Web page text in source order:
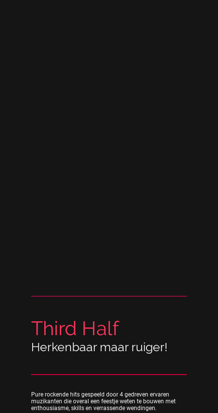
Third Half
Herkenbaar maar ruiger!
Pure rockende hits gespeeld door 4 gedreven ervaren
muzikanten die overal een feestje weten te bouwen met
enthousiasme, skills en verrassende wendingen.